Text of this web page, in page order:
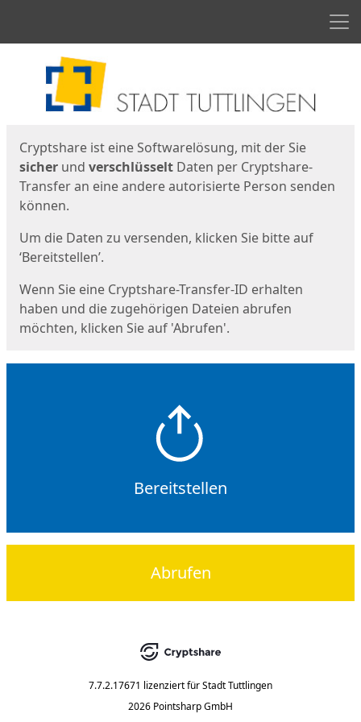
Cryptshare ist eine Softwarelösung, mit der Sie
sicher und verschlüsselt Daten per Cryptshare-
Transfer an eine andere autorisierte Person senden
können.
Um die Daten zu versenden, klicken Sie bitte auf
‘Bereitstellen’.
Wenn Sie eine Cryptshare-Transfer-ID erhalten
haben und die zugehörigen Dateien abrufen
möchten, klicken Sie auf 'Abrufen'.
Bereitstellen
Abrufen
7.7.2.17671 lizenziert fürStadt Tuttlingen
2026 Pointsharp GmbH